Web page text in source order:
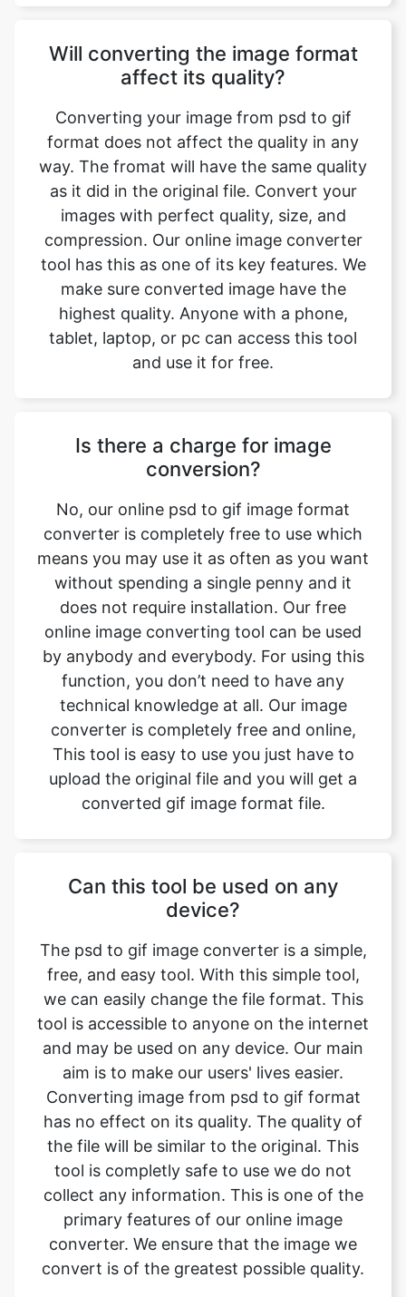
format does not affect the quality in any
way. The fromat will have the same quality
as it did in the original file. Convert your
images with perfect quality, size, and
compression. Our online image converter
tool has this as one of its key features. We
make sure converted image have the
highest quality. Anyone with a phone,
tablet, laptop, or pc can access this tool
and use it for free.
Is there a charge for image
converter is completely free to use which
means you may use it as often as you want
without spending a single penny and it
does not require installation. Our free
online image converting tool can be used
by anybody and everybody. For using this
function, you don’t need to have any
technical knowledge at all. Our image
converter is completely free and online,
This tool is easy to use you just have to
upload the original file and you will get a
converted gif image format file.
Can this tool be used on any
free, and easy tool. With this simple tool,
we can easily change the file format. This
tool is accessible to anyone on the internet
and may be used on any device. Our main
aim is to make our users' lives easier.
Converting image from psd to gif format
has no effect on its quality. The quality of
the file will be similar to the original. This
tool is completly safe to use we do not
collect any information. This is one of the
primary features of our online image
converter. We ensure that the image we
convert is of the greatest possible quality.
What is image converter tool?